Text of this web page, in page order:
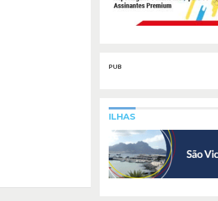
PUB
ILHAS